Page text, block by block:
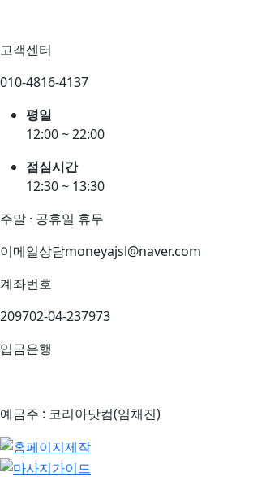
고객센터
010-4816-4137
평일
12:00 ~ 22:00
점심시간
12:30 ~ 13:30
주말 · 공휴일 휴무
이메일상담moneyajsl@naver.com
계좌번호
209702-04-237973
입금은행
예금주 : 코리아닷컴(임채진)